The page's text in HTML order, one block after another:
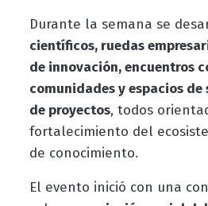
Durante la semana se
científicos, ruedas
de innovación, encuentros
comunidades y espacios
de proyectos, todos
fortalecimiento del
de conocimiento.
El evento inició con una